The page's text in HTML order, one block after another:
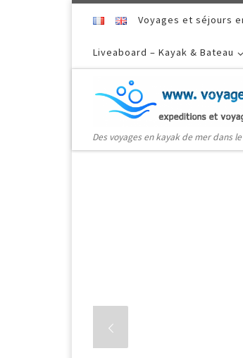
Voyages et séjours
Liveaboard – Kayak & Bateau
Des voyages en kayak de mer dans